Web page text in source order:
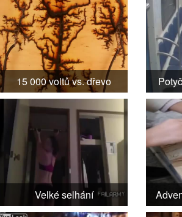
15 000 voltů vs. dřevo
Velké selhání